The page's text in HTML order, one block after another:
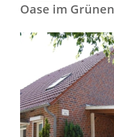
Oase im Grünen